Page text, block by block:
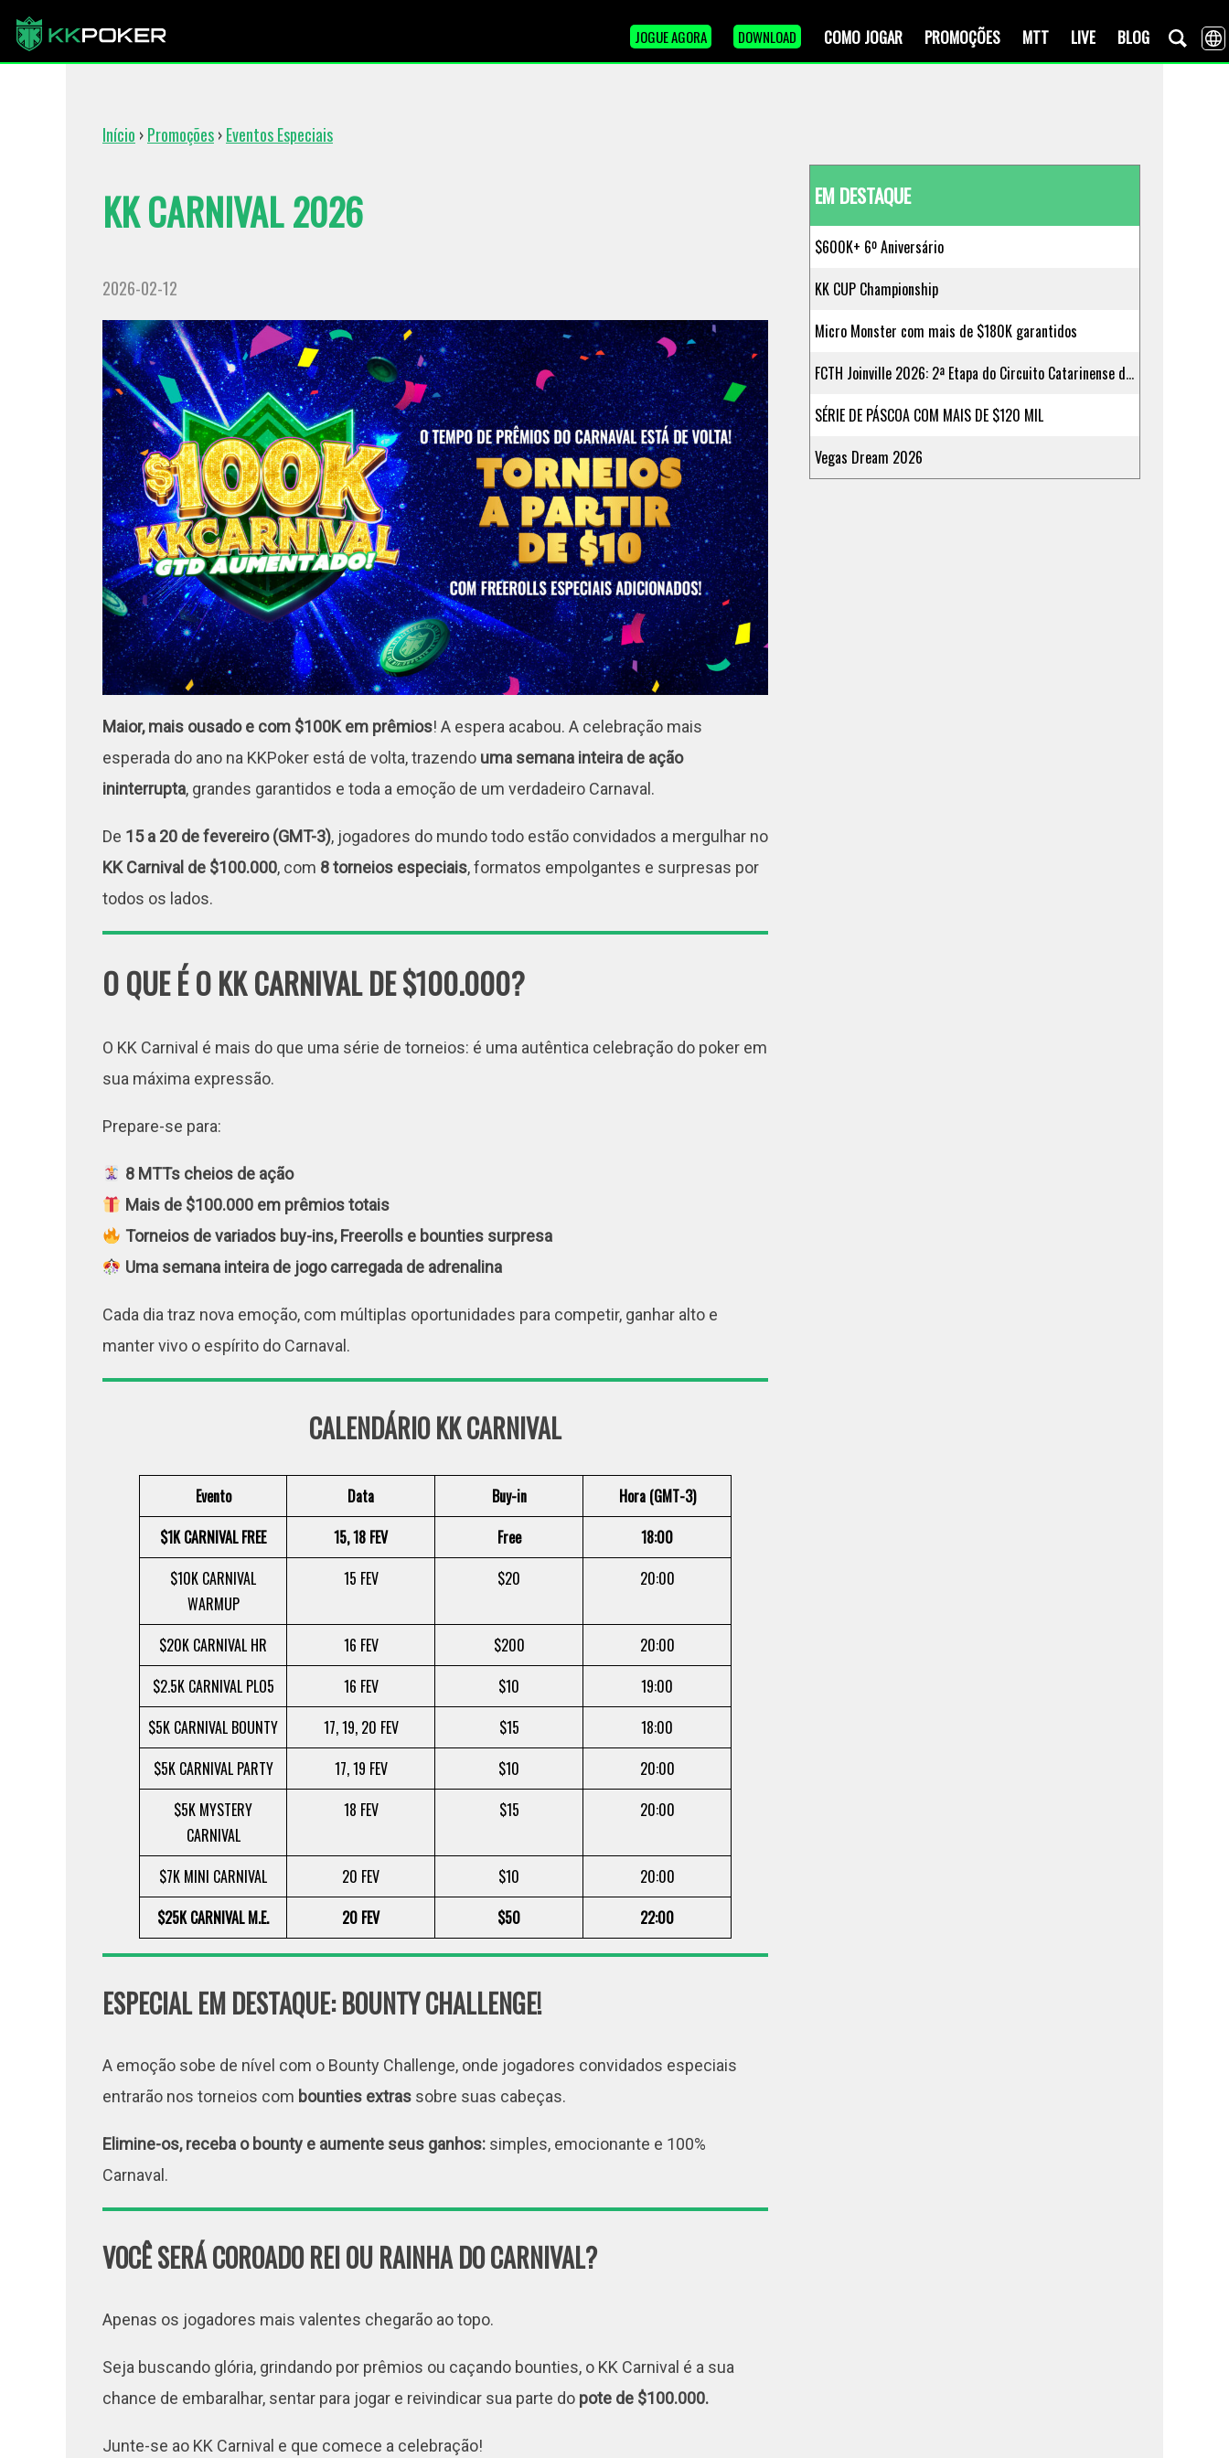
BLOG
LIVE
MTT
PROMOÇÕES
COMO JOGAR
JOGUE AGORA DOWNLOAD
Início ›Promoções›Eventos Especiais
KK CARNIVAL 2026
2026-02-12
Maior, mais ousado e com $100K em prêmios! A espera acabou. A celebração mais
esperada do ano na KKPoker está de volta, trazendo uma semana inteira de ação
ininterrupta, grandes garantidos e toda a emoção de um verdadeiro Carnaval.
De 15 a 20 de fevereiro (GMT-3), jogadores do mundo todo estão convidados a mergulhar no
KK Carnival de $100.000, com 8 torneios especiais, formatos empolgantes e surpresas por
todos os lados.
O QUE É O KK CARNIVAL DE $100.000?
O KK Carnival é mais do que uma série de torneios: é uma autêntica celebração do poker em
sua máxima expressão.
Prepare-se para:
8 MTTs cheios de ação
Mais de $100.000 em prêmios totais
Torneios de variados buy-ins, Freerolls e bounties surpresa
Uma semana inteira de jogo carregada de adrenalina
Cada dia traz nova emoção, com múltiplas oportunidades para competir, ganhar alto e
manter vivo o espírito do Carnaval.
CALENDÁRIO KK CARNIVAL
Evento Data Buy-in
Hora (GMT-3)
$1K CARNIVAL FREE
15, 18 FEV Free
18:00
$10K CARNIVAL
WARMUP
15 FEV $20 20:00
$20K CARNIVAL HR 16 FEV $200
20:00
$2.5K CARNIVAL PLO5
16 FEV $10
19:00
$5K CARNIVAL BOUNTY
17, 19, 20 FEV $15
18:00
$5K CARNIVAL PARTY
17, 19 FEV $10
20:00
$5K MYSTERY
CARNIVAL
18 FEV $15 20:00
$7K MINI CARNIVAL 20 FEV $10
20:00
$25K CARNIVAL M.E.
20 FEV $50 22:00
ESPECIAL EM DESTAQUE: BOUNTY CHALLENGE!
A emoção sobe de nível com o Bounty Challenge, onde jogadores convidados especiais
entrarão nos torneios com bounties extras sobre suas cabeças.
Elimine-os, receba o bounty e aumente seus ganhos: simples, emocionante e 100%
Carnaval.
VOCÊ SERÁ COROADO REI OU RAINHA DO CARNIVAL?
Apenas os jogadores mais valentes chegarão ao topo.
Seja buscando glória, grindando por prêmios ou caçando bounties, o KK Carnival é a sua
chance de embaralhar, sentar para jogar e reivindicar sua parte do pote de $100.000.
Junte-se ao KK Carnival e que comece a celebração!
EM DESTAQUE
$600K+ 6º Aniversário
KK CUP Championship
Micro Monster com mais de $180K garantidos
FCTH Joinville 2026: 2ª Etapa do Circuito Catarinense de Poker + Satélites no KKPoker
SÉRIE DE PÁSCOA COM MAIS DE $120 MIL
Vegas Dream 2026